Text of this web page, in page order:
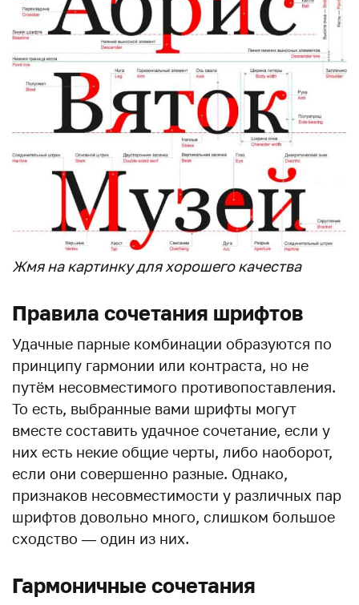
Жмя на картинку для хорошего качества
Правила сочетания шрифтов
Удачные парные комбинации образуются по
принципу гармонии или контраста, но не
путём несовместимого противопоставления.
То есть, выбранные вами шрифты могут
вместе составить удачное сочетание, если у
них есть некие общие черты, либо наоборот,
если они совершенно разные. Однако,
признаков несовместимости у различных пар
шрифтов довольно много, слишком большое
сходство — один из них.
Гармоничные сочетания